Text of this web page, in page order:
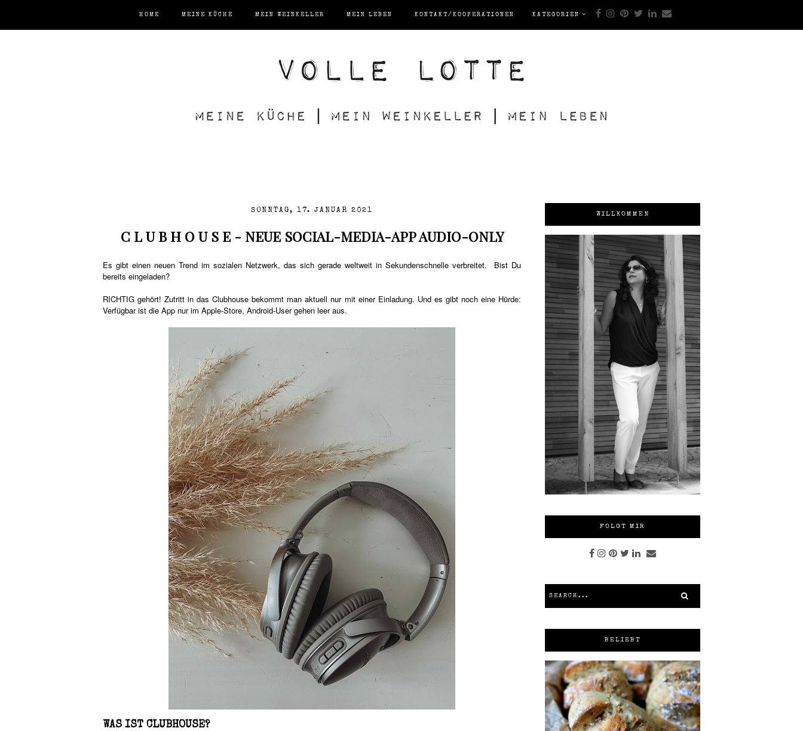
HOME MEINE KÜCHE MEIN WEINKELLER MEIN LEBEN KONTAKT/KOOPERATIONEN KATEGORIEN
SONNTAG, 17. JANUAR 2021
C L U B H O U S E - NEUE SOCIAL-MEDIA-APP AUDIO-ONLY
Es gibt einen neuen Trend im sozialen Netzwerk, das sich gerade weltweit in Sekundenschnelle verbreitet. Bist Du
bereits eingeladen?
RICHTIG gehört! Zutritt in das Clubhouse bekommt man aktuell nur mit einer Einladung. Und es gibt noch eine Hürde:
Verfügbar ist die App nur im Apple-Store, Android-User gehen leer aus.
WAS IST CLUBHOUSE?
WILLKOMMEN
FOLGT MIR
BELIEBT